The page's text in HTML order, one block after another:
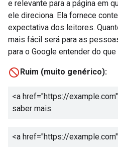
e relevante para a página em
ele direciona. Ela fornece
expectativa dos leitores.
mais fácil será para as
para o Google entender do
Ruim (muito genérico):
<a href="https://
saber mais.
<a href="https://